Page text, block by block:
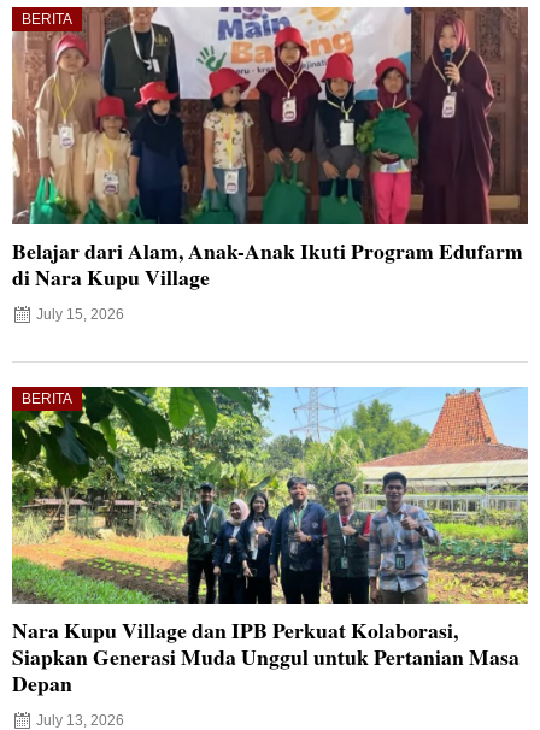
BERITA
Belajar dari Alam, Anak-Anak Ikuti Program Edufarm
di Nara Kupu Village
July 15, 2026
BERITA
Nara Kupu Village dan IPB Perkuat Kolaborasi,
Siapkan Generasi Muda Unggul untuk Pertanian Masa
Depan
July 13, 2026